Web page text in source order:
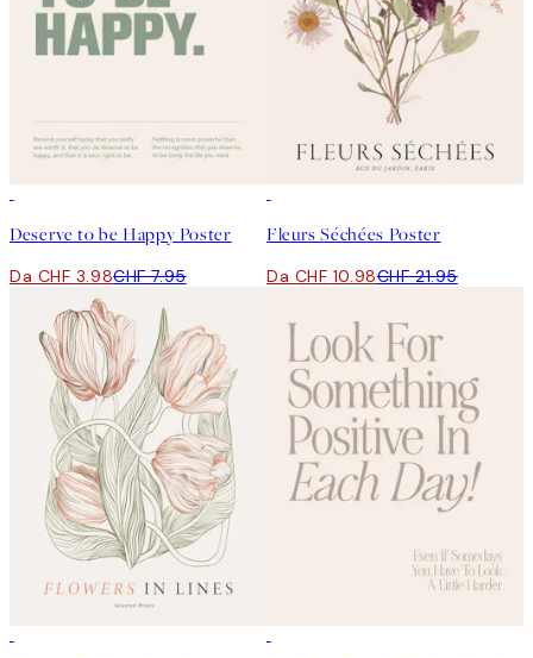
Deserve to be Happy Poster
Da CHF 3.98CHF 7.95
Fleurs Séchées Poster
Da CHF 10.98CHF 21.95